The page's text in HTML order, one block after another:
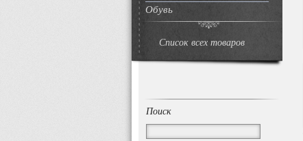
Обувь
Список всех товаров
Поиск